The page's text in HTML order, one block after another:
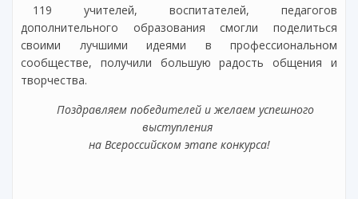
119 учителей, воспитателей, педагогов
дополнительного образования смогли поделиться
своими лучшими идеями в профессиональном
сообществе, получили большую радость общения и
творчества.
Поздравляем победителей и желаем успешного
выступления
на Всероссийском этапе конкурса!